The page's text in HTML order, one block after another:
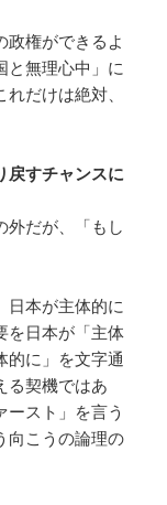
政権ができるよ
と無理心中」に
だけは絶対、
すチャンスに
外だが、「もし
日本が主体的に
を日本が「主体
的に」を文字通
る契機ではあ
ースト」を言う
向こうの論理の